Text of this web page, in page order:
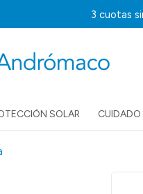
3 cuotas
SOLAR CUIDADO